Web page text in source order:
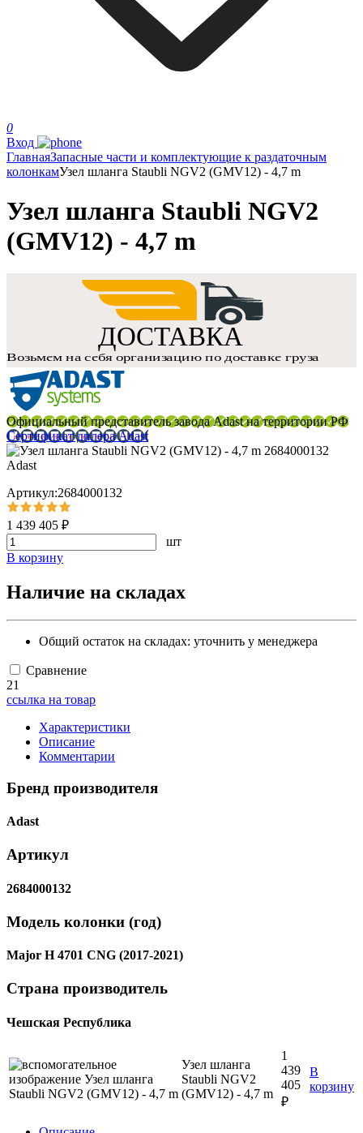
0
Вход
ГлавнаяЗапасные части и комплектующие к раздаточным
колонкамУзел шланга Staubli NGV2 (GMV12) - 4,7 m
Узел шланга Staubli NGV2
(GMV12) - 4,7 m
Официальный представитель завода Adast на территории РФ
Сертификат дилера Adast
Артикул:2684000132
1 439 405 ₽
шт
В корзину
Наличие на складах
Общий остаток на складах: уточнить у менеджера
Сравнение
21
ссылка на товар
Характеристики
Описание
Комментарии
Бренд производителя
Adast
Артикул
2684000132
Модель колонки (год)
Major H 4701 CNG (2017-2021)
Страна производитель
Чешская Республика
Узел шланга
Staubli NGV2
(GMV12) - 4,7 m
1
439
405
₽
В
корзину